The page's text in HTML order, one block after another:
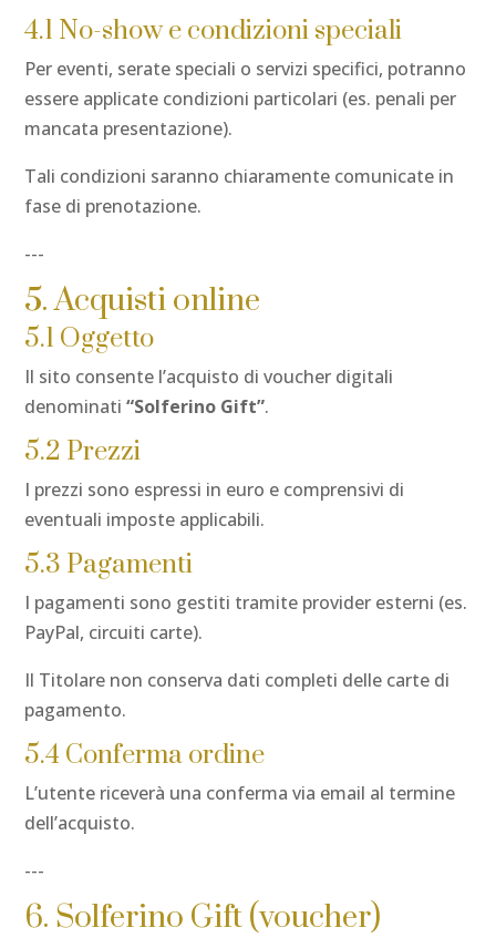
4.1 No-show e condizioni speciali
Per eventi, serate speciali o servizi specifici, potranno
essere applicate condizioni particolari (es. penali per
mancata presentazione).
Tali condizioni saranno chiaramente comunicate in
fase di prenotazione.
---
5. Acquisti online
5.1 Oggetto
Il sito consente l’acquisto di voucher digitali
denominati“Solferino Gift”.
5.2 Prezzi
I prezzi sono espressi in euro e comprensivi di
eventuali imposte applicabili.
5.3 Pagamenti
I pagamenti sono gestiti tramite provider esterni (es.
PayPal, circuiti carte).
Il Titolare non conserva dati completi delle carte di
pagamento.
5.4 Conferma ordine
L’utente riceverà una conferma via email al termine
dell’acquisto.
---
6. Solferino Gift (voucher)